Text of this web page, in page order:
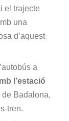
el trajecte
una
d’aquest
a
l’estació
de Badalona,
tren.